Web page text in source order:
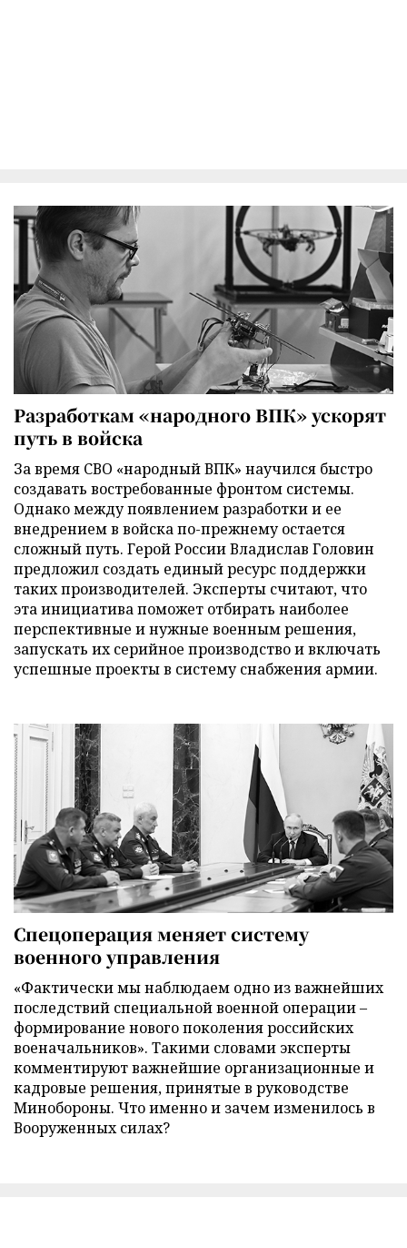
Разработкам «народного ВПК» ускорят
путь в войска
За время СВО «народный ВПК» научился быстро
создавать востребованные фронтом системы.
Однако между появлением разработки и ее
внедрением в войска по-прежнему остается
сложный путь. Герой России Владислав Головин
предложил создать единый ресурс поддержки
таких производителей. Эксперты считают, что
эта инициатива поможет отбирать наиболее
перспективные и нужные военным решения,
запускать их серийное производство и включать
успешные проекты в систему снабжения армии.
Спецоперация меняет систему
военного управления
«Фактически мы наблюдаем одно из важнейших
последствий специальной военной операции –
формирование нового поколения российских
военачальников». Такими словами эксперты
комментируют важнейшие организационные и
кадровые решения, принятые в руководстве
Минобороны. Что именно и зачем изменилось в
Вооруженных силах?